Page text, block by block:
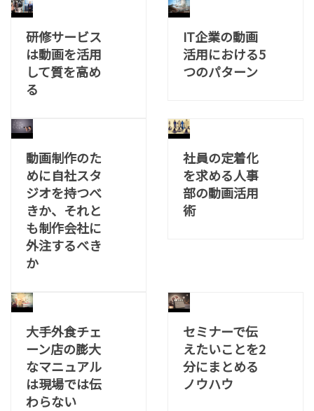
研修サービス
は動画を活用
して質を高め
る
IT企業の動画
活用における5
つのパターン
動画制作のた
めに自社スタ
ジオを持つべ
きか、それと
も制作会社に
外注するべき
か
社員の定着化
を求める人事
部の動画活用
術
大手外食チェ
ーン店の膨大
なマニュアル
は現場では伝
わらない
セミナーで伝
えたいことを2
分にまとめる
ノウハウ